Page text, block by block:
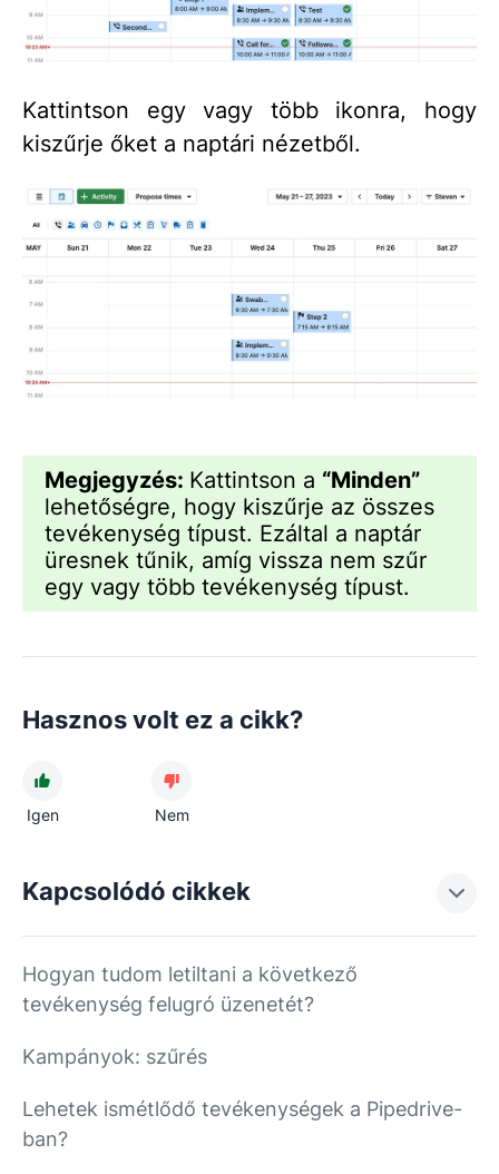
Kattintson egy vagy több ikonra, hogy
kiszűrje őket a naptári nézetből.
Megjegyzés: Kattintson a “Minden”
lehetőségre, hogy kiszűrje az összes
tevékenység típust. Ezáltal a naptár
üresnek tűnik, amíg vissza nem szűr
egy vagy több tevékenység típust.
Hasznos volt ez a cikk?
Igen Nem
Kapcsolódó cikkek
Hogyan tudom letiltani a következő
tevékenység felugró üzenetét?
Kampányok: szűrés
Lehetek ismétlődő tevékenységek a Pipedrive-
ban?